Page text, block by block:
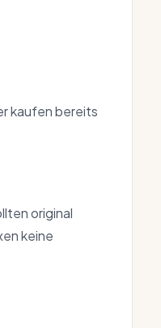
kaufen bereits
original
keine